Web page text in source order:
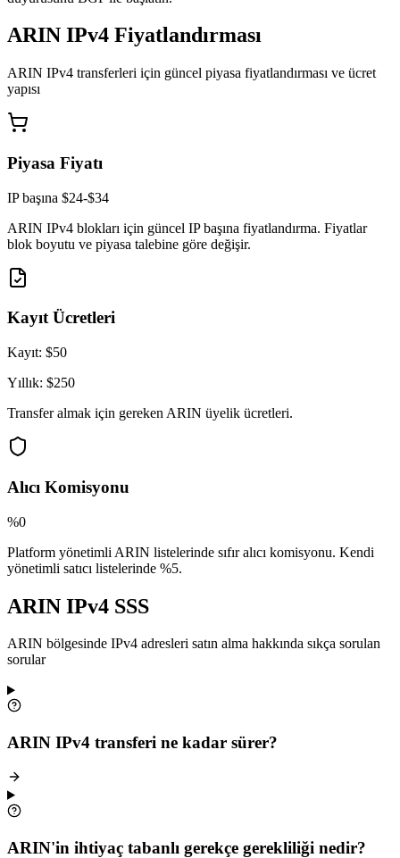
ARIN IPv4 Fiyatlandırması
ARIN IPv4 transferleri için güncel piyasa fiyatlandırması ve ücret
yapısı
Piyasa Fiyatı
IP başına $24-$34
ARIN IPv4 blokları için güncel IP başına fiyatlandırma. Fiyatlar
blok boyutu ve piyasa talebine göre değişir.
Kayıt Ücretleri
Kayıt: $50
Yıllık: $250
Transfer almak için gereken ARIN üyelik ücretleri.
Alıcı Komisyonu
%0
Platform yönetimli ARIN listelerinde sıfır alıcı komisyonu. Kendi
yönetimli satıcı listelerinde %5.
ARIN IPv4 SSS
ARIN bölgesinde IPv4 adresleri satın alma hakkında sıkça sorulan
sorular
ARIN IPv4 transferi ne kadar sürer?
ARIN'in ihtiyaç tabanlı gerekçe gerekliliği nedir?